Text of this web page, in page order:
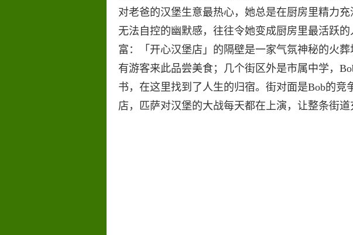
对老爸的汉堡生意最热心，她总是在厨房里精力
无法自控的幽默感，往往令她变成厨房里最活跃
富：「开心汉堡店」的隔壁是一家气氛神秘的火
有游客来此品尝美食；几个街区外是市属中学，
书，在这里找到了人生的归宿。街对面是Bob的竞
店，匹萨对汉堡的大战每天都在上演，让整条街